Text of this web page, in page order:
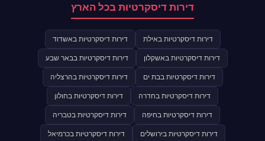
דירות דיסקרטיות בכל הארץ
דירות דיסקרטיות באילת דירות דיסקרטיות באשדוד
דירות דיסקרטיות באשקלון דירות דיסקרטיות בבאר שבע
דירות דיסקרטיות בבת ים דירות דיסקרטיות בהרצליה
דירות דיסקרטיות בחדרה דירות דיסקרטיות בחולון
דירות דיסקרטיות בחיפה דירות דיסקרטיות בטבריה
דירות דיסקרטיות בירושלים דירות דיסקרטיות בכרמיאל